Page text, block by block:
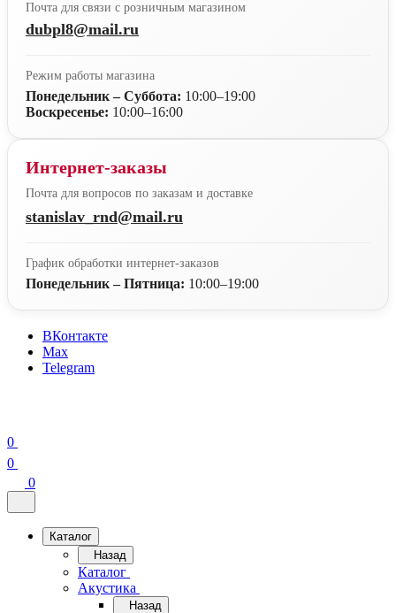
Почта для связи с розничным магазином
dubpl8@mail.ru
Режим работы магазина
Понедельник – Суббота: 10:00–19:00
Воскресенье: 10:00–16:00
Интернет-заказы
Почта для вопросов по заказам и доставке
stanislav_rnd@mail.ru
График обработки интернет-заказов
Понедельник – Пятница: 10:00–19:00
ВКонтакте
Max
Telegram
0
0
0
Каталог
Назад
Каталог
Акустика
Назад